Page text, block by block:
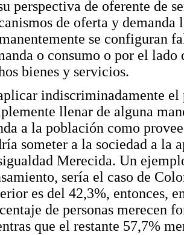
perspectiva de oferente de
de oferta y demanda
se configuran
o consumo o por el
bienes y servicios.
indiscriminadamente el
llenar de alguna
a la población como
someter a la sociedad a la
Merecida. Un
sería el caso de
es del 42,3%, entonces,
de personas merecen
que el restante 57,7%